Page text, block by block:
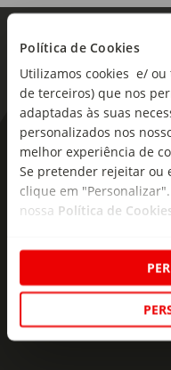
Política de Cookies
Utilizamos cookies e/
de terceiros) que nos
adaptadas às suas
personalizados nos
melhor experiência de
Se pretender rejeitar ou
clique em
nossa Política de
As novidades
seu e-mail!
Subscreva e descubra
mail